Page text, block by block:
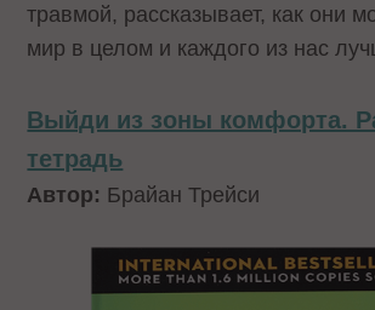
травмой, рассказывает, как они
мир в целом и каждого из нас
Выйди из зоны комфорта.
тетрадь
Автор: Брайан Трейси